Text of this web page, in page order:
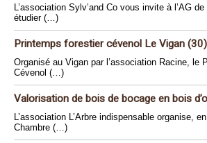
L’association Sylv’and Co vous invite à l’AG
étudier (…)
Printemps forestier cévenol Le Vigan (30)
Organisé au Vigan par l’association Racine, le
Cévenol (…)
Valorisation de bois de bocage en bois
L’association L’Arbre indispensable organise,
Chambre (…)